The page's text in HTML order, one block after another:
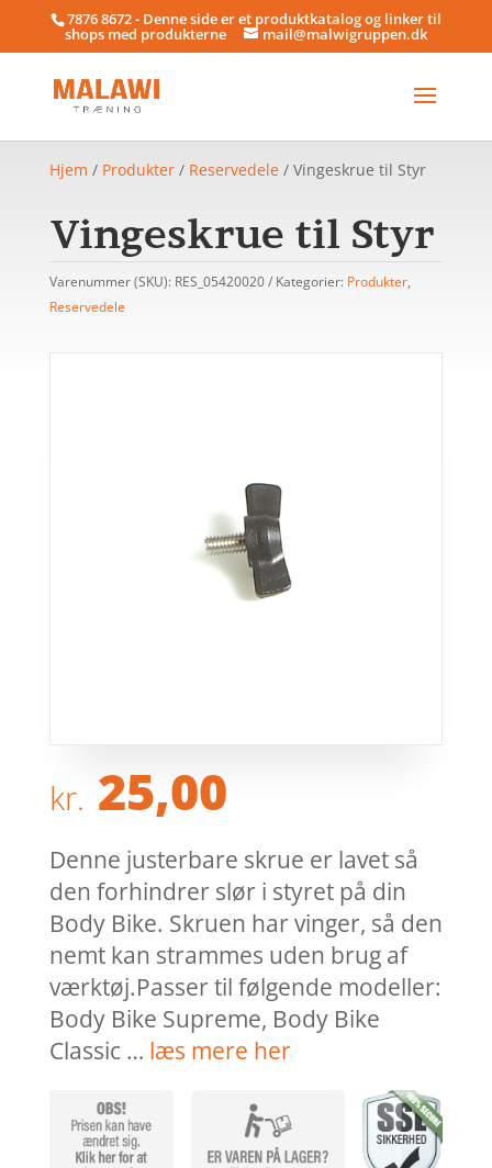
7876 8672 - Denne side er et produktkatalog og linker til
shops med produkterne mail@malwigruppen.dk
Hjem / Produkter/ Reservedele/ Vingeskrue til Styr
Vingeskrue til Styr
Varenummer (SKU): RES_05420020 Kategorier: Produkter,
Reservedele
kr. 25,00
Denne justerbare skrue er lavet så
den forhindrer slør i styret på din
Body Bike. Skruen har vinger, så den
nemt kan strammes uden brug af
værktøj.Passer til følgende modeller:
Body Bike Supreme, Body Bike
Classic … læs mere her